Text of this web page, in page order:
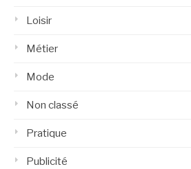
Loisir
Métier
Mode
Non classé
Pratique
Publicité